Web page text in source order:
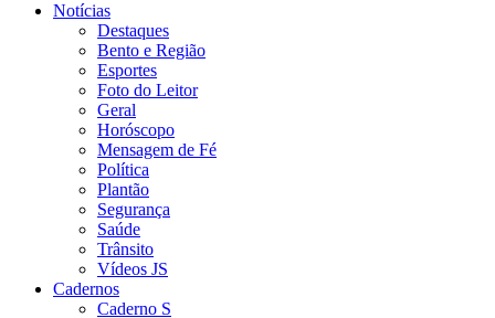
Notícias
Destaques
Bento e Região
Esportes
Foto do Leitor
Geral
Horóscopo
Mensagem de Fé
Política
Plantão
Segurança
Saúde
Trânsito
Vídeos JS
Cadernos
Caderno S